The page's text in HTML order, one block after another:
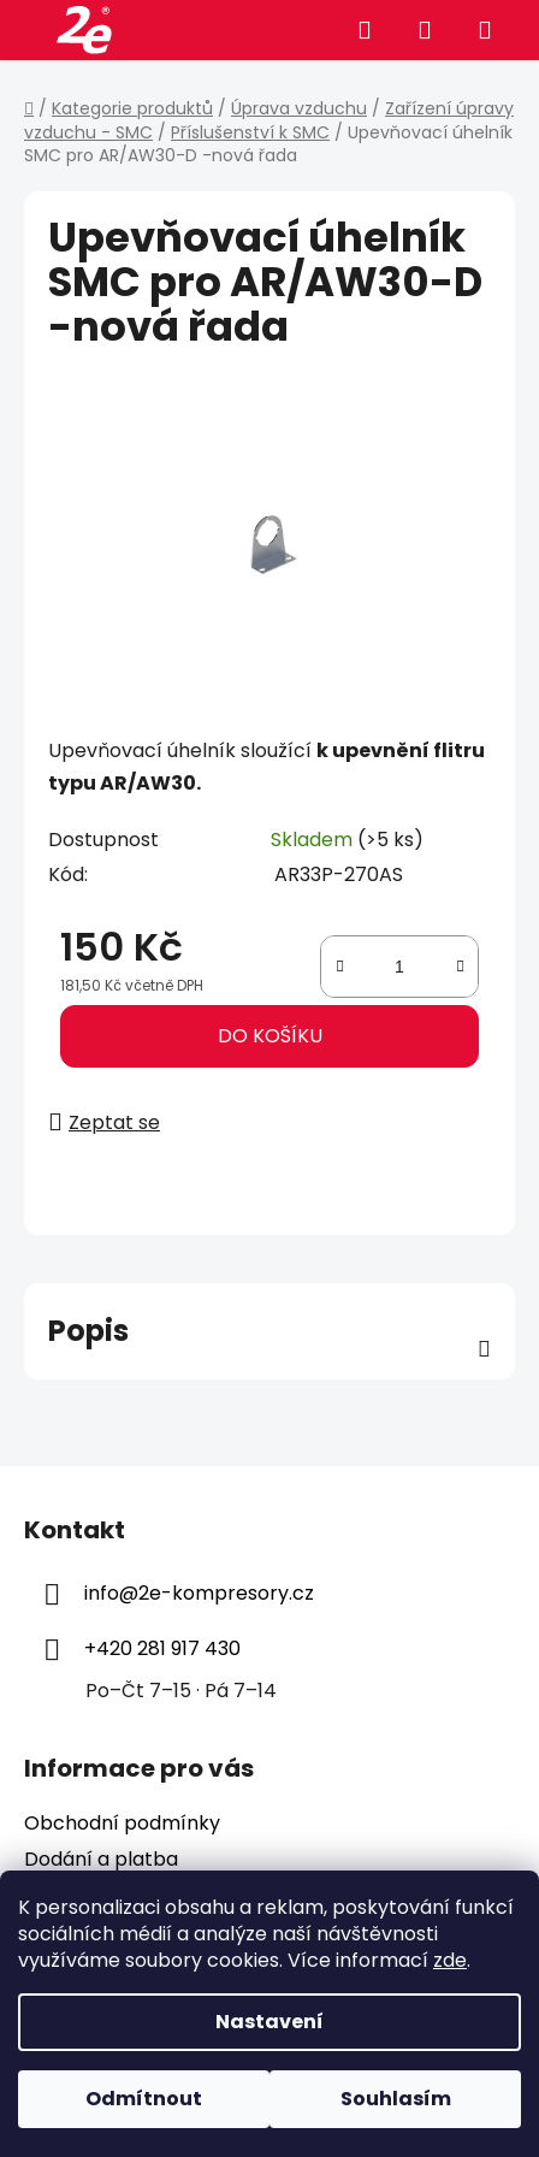
K personalizaci obsahu a reklam, poskytování funkcí
sociálních médií a analýze naší návštěvnosti
využíváme soubory cookies. Více informací zde.
Nastavení
Odmítnout Souhlasím
obsah
Hledat NÁKUPNÍ
KOŠÍK
Domů
/ Kategorie produktů / Úprava vzduchu / Zařízení úpravy
vzduchu - SMC / Příslušenství k SMC / Upevňovací úhelník
SMC pro AR/AW30-D -nová řada
Upevňovací úhelník sloužící k upevnění flitru
typu AR/AW30.
Dostupnost Skladem (>5 ks)
Kód:
AR33P-270AS
150 Kč
181,50 Kč včetně DPH
Měrná cena: DO KOŠÍKU
Zeptat se
Upevňovací úhelník
SMC pro AR/AW30-D
-nová řada
Popis
Kontakt
info@2e-kompresory.cz
+420 281 917 430
Po–Čt 7–15 · Pá 7–14
Informace pro vás
Obchodní podmínky
Dodání a platba
Podmínky ochrany osobních údajů
Vytvořil Shoptet
Copyright 20262e-kompresory. Všechna práva
vyhrazena.Upravit nastavení cookies
E-shop od Juli&Tom